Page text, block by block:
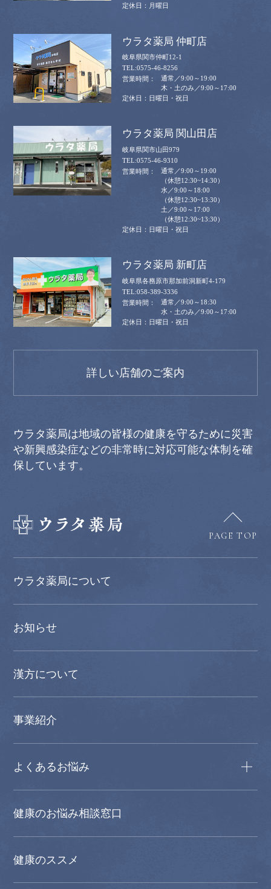
月曜日
ウラタ薬局 仲町店
岐阜県関市仲町12-1
0575-46-8256
通常／9:00～19:00
木・土のみ／9:00～17:00
日曜日・祝日
ウラタ薬局 関山田店
岐阜県関市山田979
0575-46-9310
通常／9:00～19:00
（休憩12:30~14:30）
水／9:00～18:00
（休憩12:30~13:30）
土／9:00～17:00
（休憩12:30~13:30）
日曜日・祝日
ウラタ薬局 新町店
岐阜県各務原市那加前洞新町4-179
058-389-3336
通常／9:00～18:30
水・土のみ／9:00～17:00
日曜日・祝日
詳しい店舗のご案内
ウラタ薬局は地域の皆様の健康を守るために災害
や新興感染症などの非常時に対応可能な体制を確
保しています。
PAGE TOP
ウラタ薬局について
お知らせ
漢方について
事業紹介
よくあるお悩み
健康のお悩み相談窓口
健康のススメ